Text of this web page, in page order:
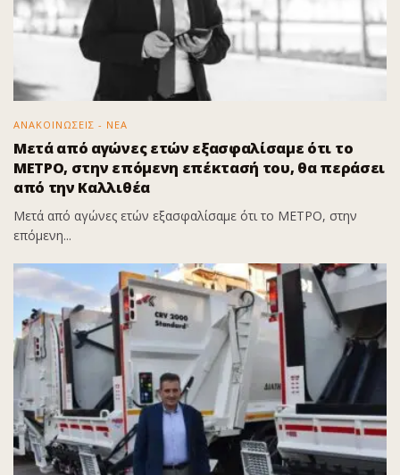
ΑΝΑΚΟΙΝΩΣΕΙΣ - ΝΕΑ
Μετά από αγώνες ετών εξασφαλίσαμε ότι το
ΜΕΤΡΟ, στην επόμενη επέκτασή του, θα περάσει
από την Καλλιθέα
Μετά από αγώνες ετών εξασφαλίσαμε ότι το ΜΕΤΡΟ, στην
επόμενη...